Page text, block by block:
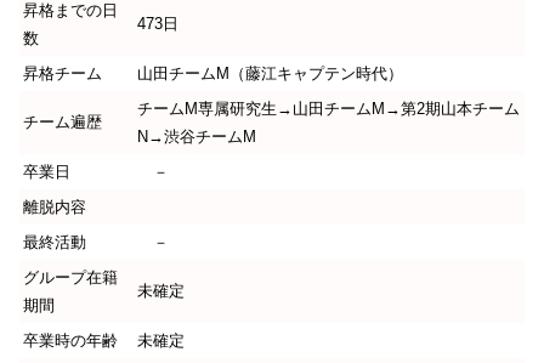
昇格までの日
数
473日
昇格チーム 山田チームM（藤江キャプテン時代）
チーム遍歴
チームM専属研究生→山田チームM→第2期山本チーム
N→渋谷チームM
卒業日
－
離脱内容
最終活動
－
グループ在籍
期間
未確定
卒業時の年齢
未確定